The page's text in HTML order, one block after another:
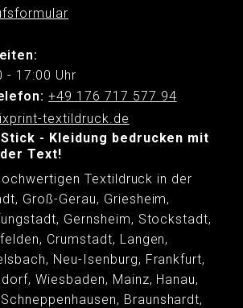
- 17:00 Uhr
+49 176 717 577 94
textildruck.de
- Kleidung bedrucken mit
Text!
Textildruck in der
Groß-Gerau, Griesheim,
Gernsheim, Stockstadt,
Crumstadt, Langen,
Neu-Isenburg, Frankfurt,
Wiesbaden, Mainz, Hanau,
Braunshardt,